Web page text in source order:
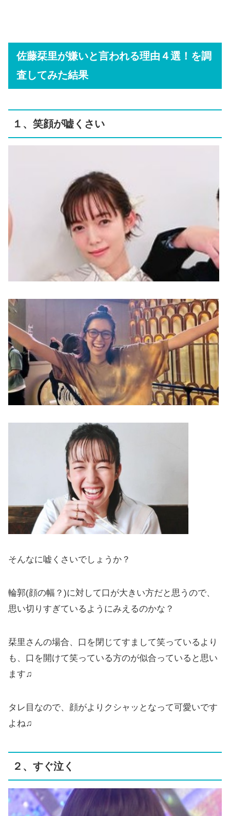
佐藤栞里が嫌いと言われる理由４選！を調
査してみた結果
１、笑顔が嘘くさい
そんなに嘘くさいでしょうか？
輪郭(顔の幅？)に対して口が大きい方だと思うので、
思い切りすぎているようにみえるのかな？
栞里さんの場合、口を閉じてすまして笑っているより
も、口を開けて笑っている方のが似合っていると思い
ます♫
タレ目なので、顔がよりクシャッとなって可愛いです
よね♫
２、すぐ泣く